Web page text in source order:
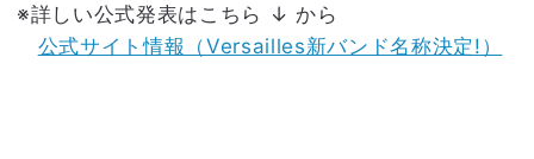
※詳しい公式発表はこちら ↓ から
公式サイト情報（Versailles新バンド名称決定!）